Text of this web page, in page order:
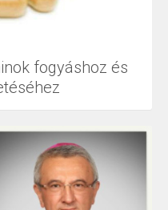
fogyáshoz és